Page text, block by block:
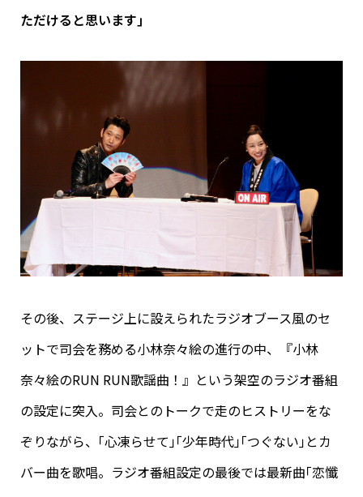
ただけると思います｣
その後、ステージ上に設えられたラジオブース風のセ
ットで司会を務める小林奈々絵の進行の中、『小林
奈々絵のRUN RUN歌謡曲！』という架空のラジオ番組
の設定に突入。司会とのトークで走のヒストリーをな
ぞりながら、｢心凍らせて｣｢少年時代｣｢つぐない｣とカ
バー曲を歌唱。ラジオ番組設定の最後では最新曲｢恋懺